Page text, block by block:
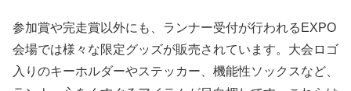
参加賞や完走賞以外にも、ランナー受付が行われるEXPO
会場では様々な限定グッズが販売されています。大会ロゴ
入りのキーホルダーやステッカー、機能性ソックスなど、